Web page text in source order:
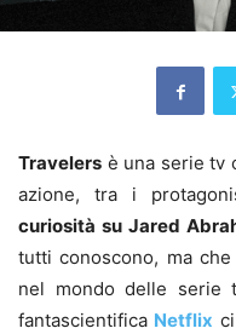
Travelers è una serie tv
azione, tra i
curiosità su Jared
tutti conoscono, ma
nel mondo delle serie
fantascientifica Netflix